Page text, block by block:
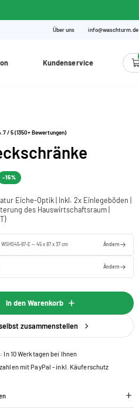
Über uns info@waschturm.de
Kundenservice
/ 5 (1350+ Bewertungen)
-15%
Eiche-Optik | Inkl. 2x Einlegeböden |
des Hauswirtschaftsraum |
87-E — 45 x 87 x 37 cm Ändern
Ändern
In den Warenkorb
zusammenstellen
In 10 Werktagen bei Ihnen
mit PayPal - inkl. Käuferschutz